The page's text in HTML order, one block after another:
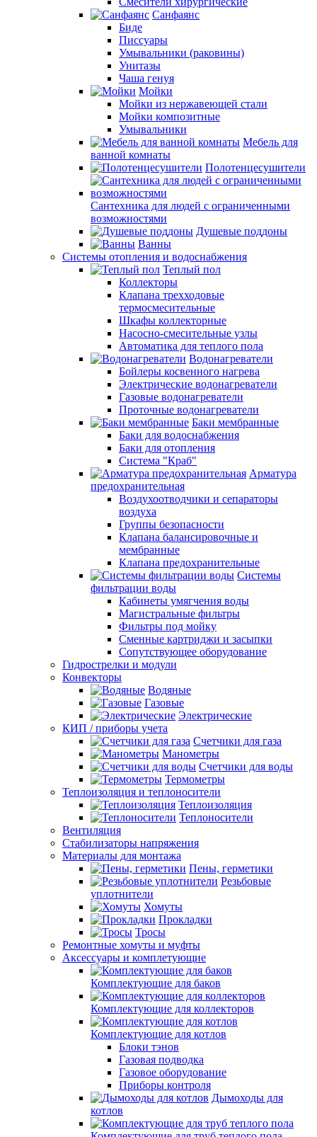
Санфаянс
Биде
Писсуары
Умывальники (раковины)
Унитазы
Чаша генуя
Мойки
Мойки из нержавеющей стали
Мойки композитные
Умывальники
Мебель для
ванной комнаты
Полотенцесушители
Сантехника для людей с ограниченными
возможностями
Душевые поддоны
Ванны
Системы отопления и водоснабжения
Теплый пол
Коллекторы
Клапана трехходовые
термосмесительные
Шкафы коллекторные
Насосно-смесительные узлы
Автоматика для теплого пола
Водонагреватели
Бойлеры косвенного нагрева
Электрические водонагреватели
Газовые водонагреватели
Проточные водонагреватели
Баки мембранные
Баки для водоснабжения
Баки для отопления
Система "Краб"
Арматура
предохранительная
Воздухоотводчики и сепараторы
воздуха
Группы безопасности
Клапана балансировочные и
мембранные
Клапана предохранительные
Системы
фильтрации воды
Кабинеты умягчения воды
Магистральные фильтры
Фильтры под мойку
Сменные картриджи и засыпки
Сопутствующее оборудование
Гидрострелки и модули
Конвекторы
Водяные
Газовые
Электрические
КИП / приборы учета
Счетчики для газа
Манометры
Счетчики для воды
Термометры
Теплоизоляция и теплоносители
Теплоизоляция
Теплоносители
Вентиляция
Стабилизаторы напряжения
Материалы для монтажа
Пены, герметики
Резьбовые
уплотнители
Хомуты
Прокладки
Тросы
Ремонтные хомуты и муфты
Аксессуары и комплетующие
Комплектующие для баков
Комплектующие для коллекторов
Комплектующие для котлов
Блоки тэнов
Газовая подводка
Газовое оборудование
Приборы контроля
Дымоходы для
котлов